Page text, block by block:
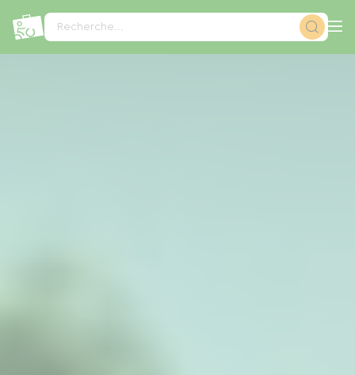
Recherche...
Panneau de gestion des cookies